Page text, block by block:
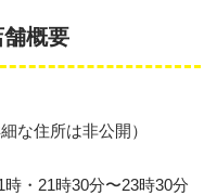
舗概要
な住所は非公開）
・21時30分〜23時30分